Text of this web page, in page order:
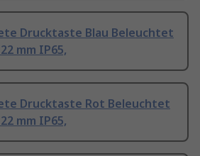
Drucktaste Blau Beleuchtet
mm IP65,
Drucktaste Rot Beleuchtet
mm IP65,